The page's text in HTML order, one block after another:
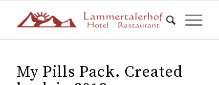
My Pills Pack. Created